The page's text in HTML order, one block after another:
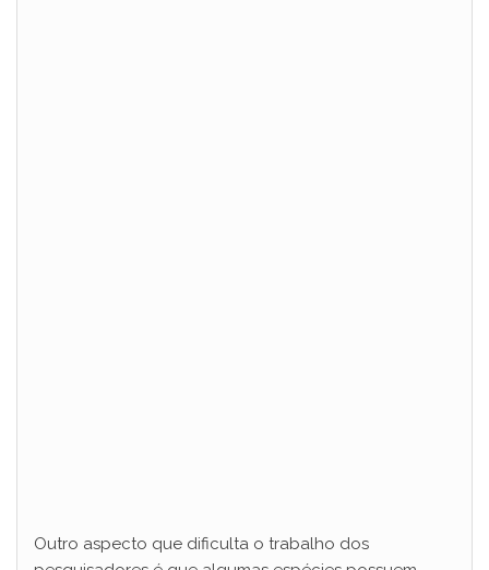
Outro aspecto que dificulta o trabalho dos